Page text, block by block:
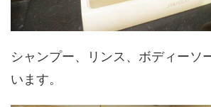
シャンプー、リンス、ボディーソ
います。